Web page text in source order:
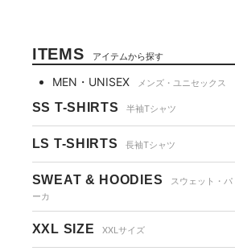
ITEMS アイテムから探す
MEN・UNISEX メンズ・ユニセックス
SS T-SHIRTS 半袖Tシャツ
LS T-SHIRTS 長袖Tシャツ
SWEAT & HOODIES
スウェット・パ
ーカ
XXL SIZE XXLサイズ